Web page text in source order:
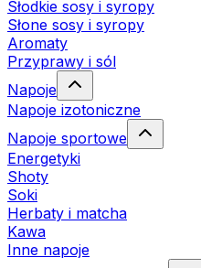
Słodkie sosy i syropy
Słone sosy i syropy
Aromaty
Przyprawy i sól
Napoje
Napoje izotoniczne
Napoje sportowe
Energetyki
Shoty
Soki
Herbaty i matcha
Kawa
Inne napoje